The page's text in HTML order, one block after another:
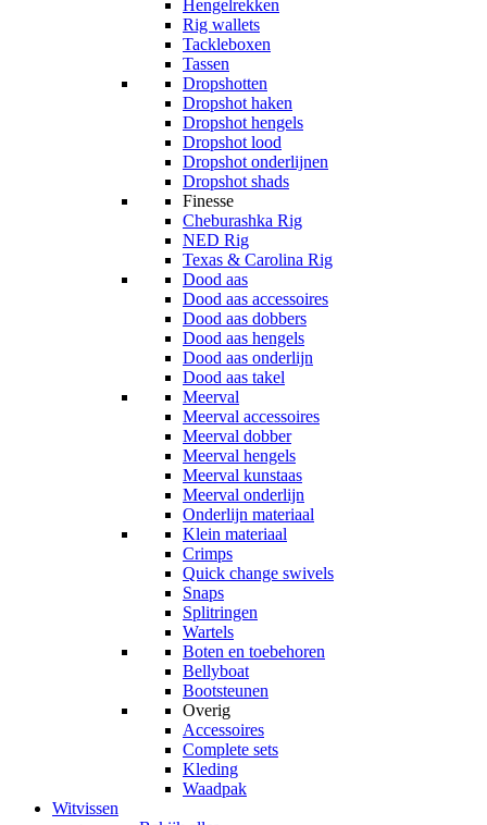
Hengelrekken
Rig wallets
Tackleboxen
Tassen
Dropshotten
Dropshot haken
Dropshot hengels
Dropshot lood
Dropshot onderlijnen
Dropshot shads
Finesse
Cheburashka Rig
NED Rig
Texas & Carolina Rig
Dood aas
Dood aas accessoires
Dood aas dobbers
Dood aas hengels
Dood aas onderlijn
Dood aas takel
Meerval
Meerval accessoires
Meerval dobber
Meerval hengels
Meerval kunstaas
Meerval onderlijn
Onderlijn materiaal
Klein materiaal
Crimps
Quick change swivels
Snaps
Splitringen
Wartels
Boten en toebehoren
Bellyboat
Bootsteunen
Overig
Accessoires
Complete sets
Kleding
Waadpak
Witvissen